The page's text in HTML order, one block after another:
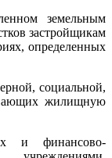
земельным
застройщикам
определенных
социальной,
жилищную
и финансово-